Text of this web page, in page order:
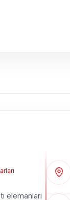
elemanları